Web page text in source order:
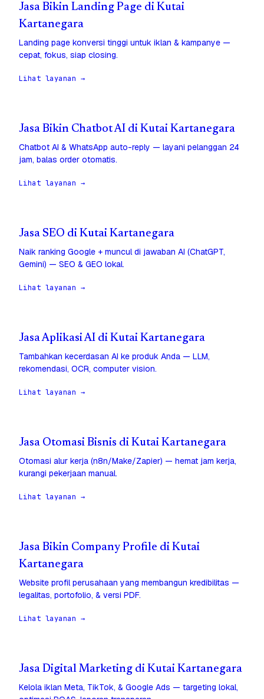
Jasa Bikin Landing Page di Kutai
Kartanegara
Landing page konversi tinggi untuk iklan & kampanye —
cepat, fokus, siap closing.
Lihat layanan →
Jasa Bikin Chatbot AI di Kutai Kartanegara
Chatbot AI & WhatsApp auto-reply — layani pelanggan 24
jam, balas order otomatis.
Lihat layanan →
Jasa SEO di Kutai Kartanegara
Naik ranking Google + muncul di jawaban AI (ChatGPT,
Gemini) — SEO & GEO lokal.
Lihat layanan →
Jasa Aplikasi AI di Kutai Kartanegara
Tambahkan kecerdasan AI ke produk Anda — LLM,
rekomendasi, OCR, computer vision.
Lihat layanan →
Jasa Otomasi Bisnis di Kutai Kartanegara
Otomasi alur kerja (n8n/Make/Zapier) — hemat jam kerja,
kurangi pekerjaan manual.
Lihat layanan →
Jasa Bikin Company Profile di Kutai
Kartanegara
Website profil perusahaan yang membangun kredibilitas —
legalitas, portofolio, & versi PDF.
Lihat layanan →
Jasa Digital Marketing di Kutai Kartanegara
Kelola iklan Meta, TikTok, & Google Ads — targeting lokal,